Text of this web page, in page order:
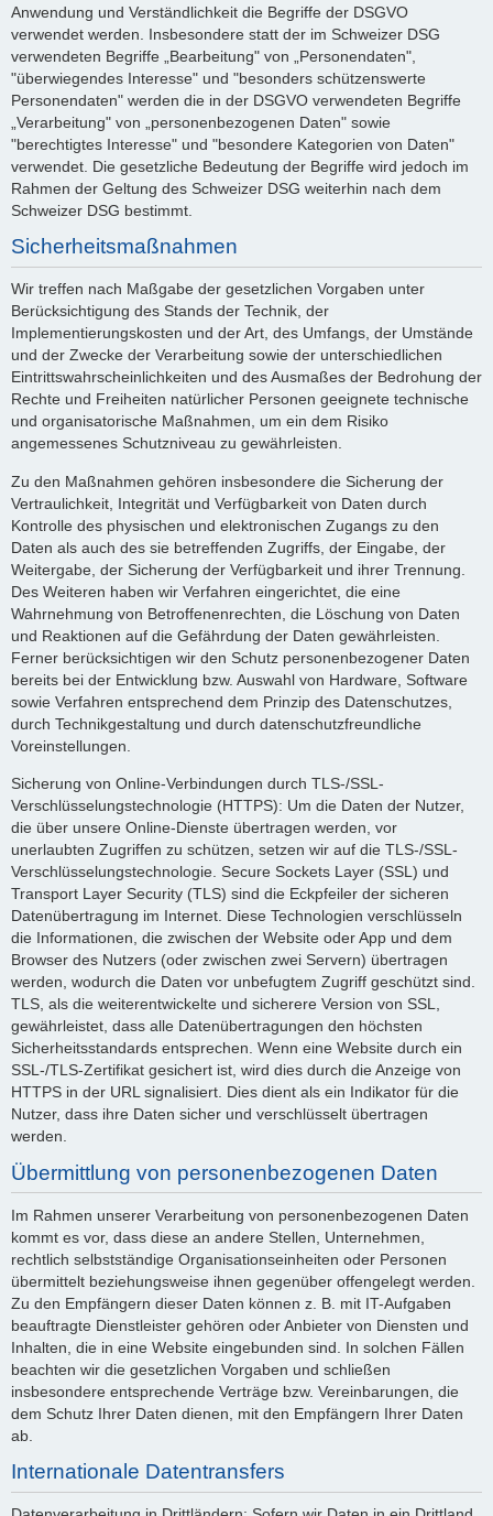
Anwendung und Verständlichkeit die Begriffe der DSGVO
verwendet werden. Insbesondere statt der im Schweizer DSG
verwendeten Begriffe „Bearbeitung" von „Personendaten",
"überwiegendes Interesse" und "besonders schützenswerte
Personendaten" werden die in der DSGVO verwendeten Begriffe
„Verarbeitung" von „personenbezogenen Daten" sowie
"berechtigtes Interesse" und "besondere Kategorien von Daten"
verwendet. Die gesetzliche Bedeutung der Begriffe wird jedoch im
Rahmen der Geltung des Schweizer DSG weiterhin nach dem
Schweizer DSG bestimmt.
Sicherheitsmaßnahmen
Wir treffen nach Maßgabe der gesetzlichen Vorgaben unter
Berücksichtigung des Stands der Technik, der
Implementierungskosten und der Art, des Umfangs, der Umstände
und der Zwecke der Verarbeitung sowie der unterschiedlichen
Eintrittswahrscheinlichkeiten und des Ausmaßes der Bedrohung der
Rechte und Freiheiten natürlicher Personen geeignete technische
und organisatorische Maßnahmen, um ein dem Risiko
angemessenes Schutzniveau zu gewährleisten.
Zu den Maßnahmen gehören insbesondere die Sicherung der
Vertraulichkeit, Integrität und Verfügbarkeit von Daten durch
Kontrolle des physischen und elektronischen Zugangs zu den
Daten als auch des sie betreffenden Zugriffs, der Eingabe, der
Weitergabe, der Sicherung der Verfügbarkeit und ihrer Trennung.
Des Weiteren haben wir Verfahren eingerichtet, die eine
Wahrnehmung von Betroffenenrechten, die Löschung von Daten
und Reaktionen auf die Gefährdung der Daten gewährleisten.
Ferner berücksichtigen wir den Schutz personenbezogener Daten
bereits bei der Entwicklung bzw. Auswahl von Hardware, Software
sowie Verfahren entsprechend dem Prinzip des Datenschutzes,
durch Technikgestaltung und durch datenschutzfreundliche
Voreinstellungen.
Sicherung von Online-Verbindungen durch TLS-/SSL-
Verschlüsselungstechnologie (HTTPS): Um die Daten der Nutzer,
die über unsere Online-Dienste übertragen werden, vor
unerlaubten Zugriffen zu schützen, setzen wir auf die TLS-/SSL-
Verschlüsselungstechnologie. Secure Sockets Layer (SSL) und
Transport Layer Security (TLS) sind die Eckpfeiler der sicheren
Datenübertragung im Internet. Diese Technologien verschlüsseln
die Informationen, die zwischen der Website oder App und dem
Browser des Nutzers (oder zwischen zwei Servern) übertragen
werden, wodurch die Daten vor unbefugtem Zugriff geschützt sind.
TLS, als die weiterentwickelte und sicherere Version von SSL,
gewährleistet, dass alle Datenübertragungen den höchsten
Sicherheitsstandards entsprechen. Wenn eine Website durch ein
SSL-/TLS-Zertifikat gesichert ist, wird dies durch die Anzeige von
HTTPS in der URL signalisiert. Dies dient als ein Indikator für die
Nutzer, dass ihre Daten sicher und verschlüsselt übertragen
werden.
Übermittlung von personenbezogenen Daten
Im Rahmen unserer Verarbeitung von personenbezogenen Daten
kommt es vor, dass diese an andere Stellen, Unternehmen,
rechtlich selbstständige Organisationseinheiten oder Personen
übermittelt beziehungsweise ihnen gegenüber offengelegt werden.
Zu den Empfängern dieser Daten können z. B. mit IT-Aufgaben
beauftragte Dienstleister gehören oder Anbieter von Diensten und
Inhalten, die in eine Website eingebunden sind. In solchen Fällen
beachten wir die gesetzlichen Vorgaben und schließen
insbesondere entsprechende Verträge bzw. Vereinbarungen, die
dem Schutz Ihrer Daten dienen, mit den Empfängern Ihrer Daten
ab.
Internationale Datentransfers